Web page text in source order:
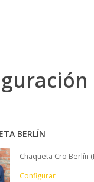
BERLÍN
Chaqueta Cro Berlín
Configurar